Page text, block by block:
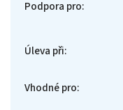
Podpora pro:
Úleva při:
Vhodné pro: